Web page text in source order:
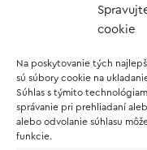
cookie
Na poskytovanie tých
sú súbory cookie na
Súhlas s týmito
správanie pri prehliadaní
alebo odvolanie súhlasu
funkcie.
Vernostný program
O NÁKUPE